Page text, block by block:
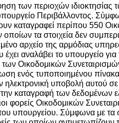
των περιοχών ιδιοκτησίας
Περιβάλλοντος.
καταγραφεί περίπου 550
οποίων τα στοιχεία δεν
αρχείο της αρμόδιας
αναλάβει το υπουργείο
Οικοδομικών
ενός τυποποιημένου πίνακα
ηλεκτρονική υποβολή αυτού
καταγραφή των δεδομένων
φορείς Οικοδομικών
υπουργείου. Σύμφωνα με τα